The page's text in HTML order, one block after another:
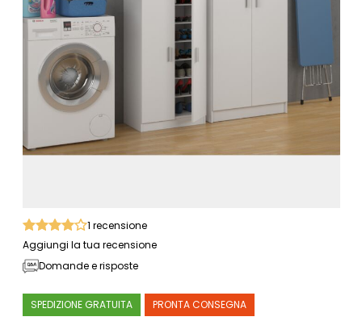
1 recensione
Aggiungi la tua recensione
Domande e risposte
SPEDIZIONE GRATUITA PRONTA CONSEGNA